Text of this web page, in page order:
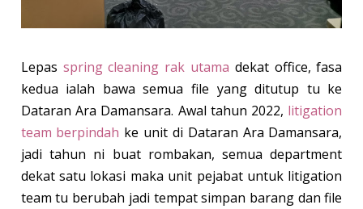
Lepas spring cleaning rak utama dekat office, fasa
kedua ialah bawa semua file yang ditutup tu ke
Dataran Ara Damansara. Awal tahun 2022, litigation
team berpindah ke unit di Dataran Ara Damansara,
jadi tahun ni buat rombakan, semua department
dekat satu lokasi maka unit pejabat untuk litigation
team tu berubah jadi tempat simpan barang dan file